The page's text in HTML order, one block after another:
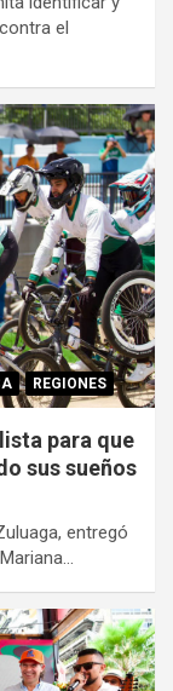
el
REGIONES
para que
sus sueños
entregó